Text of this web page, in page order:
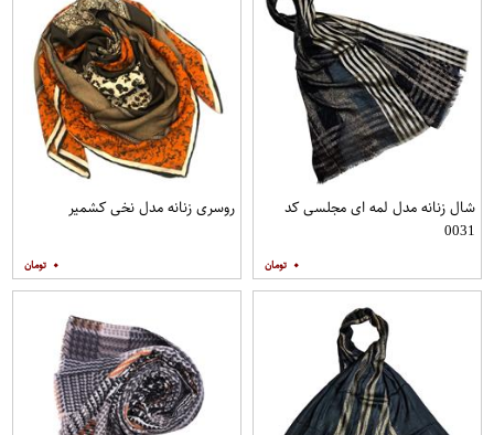
شال زنانه مدل لمه ای مجلسی کد
0031
۰
روسری زنانه مدل نخی کشمیر
۰